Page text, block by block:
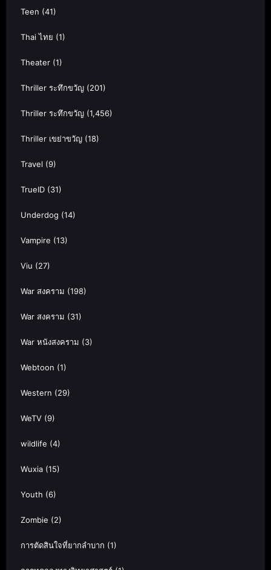
Teen (41)
Thai ไทย (1)
Theater (1)
Thriller ระทึกขวัญ (201)
Thriller ระทึกขวัญ (1,456)
Thriller เขย่าขวัญ (18)
Travel (9)
TrueID (31)
Underdog (14)
Vampire (13)
Viu (27)
War สงคราม (198)
War สงคราม (31)
War หนังสงคราม (3)
Webtoon (1)
Western (29)
WeTV (9)
wildlife (4)
Wuxia (15)
Youth (6)
Zombie (2)
การตัดสินใจที่ยากลำบาก (1)